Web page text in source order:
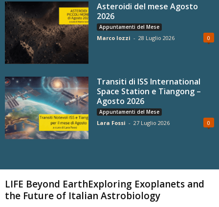
Asteroidi del mese Agosto
2026
Appuntamenti del Mese
Marco Iozzi - 28 Luglio 2026 0
Transiti di ISS International
Space Station e Tiangong –
Agosto 2026
Appuntamenti del Mese
Lara Fossi - 27 Luglio 2026 0
LIFE Beyond EarthExploring Exoplanets and
the Future of Italian Astrobiology